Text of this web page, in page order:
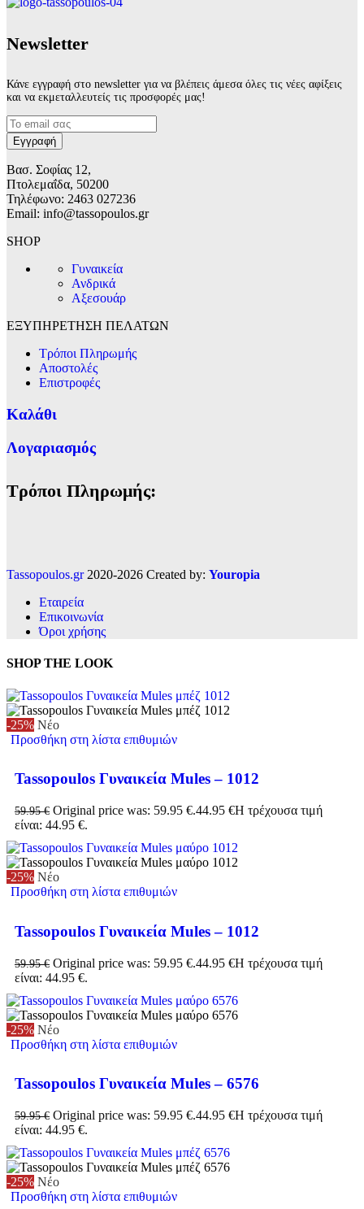
Νewsletter
Κάνε εγγραφή στο newsletter για να βλέπεις άμεσα όλες τις νέες αφίξεις
και να εκμεταλλευτείς τις προσφορές μας!
Βασ. Σοφίας 12,
Πτολεμαΐδα, 50200
Τηλέφωνο: 2463 027236
Email: info@tassopoulos.gr
SHOP
Γυναικεία
Ανδρικά
Αξεσουάρ
ΕΞΥΠΗΡΕΤΗΣΗ ΠΕΛΑΤΩΝ
Τρόποι Πληρωμής
Αποστολές
Επιστροφές
Καλάθι
Λογαριασμός
Τρόποι Πληρωμής:
Tassopoulos.gr2020-2026 Created by: Youropia
Εταιρεία
Επικοινωνία
Όροι χρήσης
SHOP THE LOOK
-25% Νέο
Προσθήκη στη λίστα επιθυμιών
Tassopoulos Γυναικεία Mules – 1012
59.95€ Original price was: 59.95 €.44.95 €Η τρέχουσα τιμή
είναι: 44.95 €.
-25% Νέο
Προσθήκη στη λίστα επιθυμιών
Tassopoulos Γυναικεία Mules – 1012
59.95€ Original price was: 59.95 €.44.95 €Η τρέχουσα τιμή
είναι: 44.95 €.
-25% Νέο
Προσθήκη στη λίστα επιθυμιών
Tassopoulos Γυναικεία Mules – 6576
59.95€ Original price was: 59.95 €.44.95 €Η τρέχουσα τιμή
είναι: 44.95 €.
-25% Νέο
Προσθήκη στη λίστα επιθυμιών